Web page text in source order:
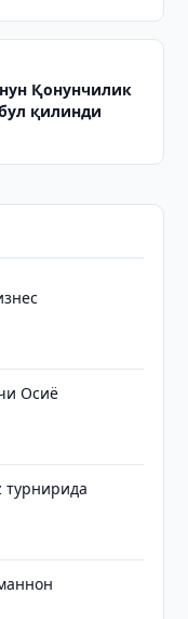
Қонунчилик
қилинди
Осиё
турнирида